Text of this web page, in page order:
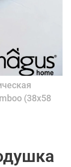
(38x58